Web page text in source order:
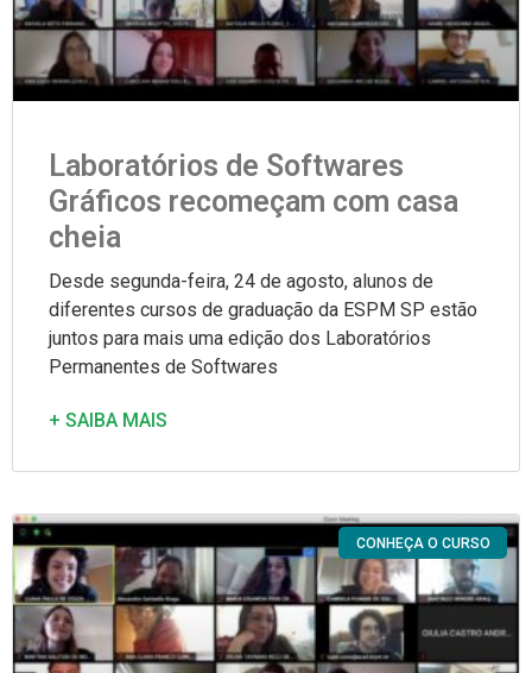
Laboratórios de Softwares
Gráficos recomeçam com casa
cheia
Desde segunda-feira, 24 de agosto, alunos de
diferentes cursos de graduação da ESPM SP estão
juntos para mais uma edição dos Laboratórios
Permanentes de Softwares
+ SAIBA MAIS
CONHEÇA O CURSO